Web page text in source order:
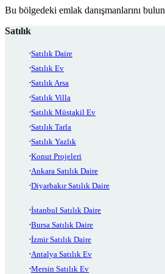
Bu bölgedeki emlak danışmanlarını bulun
Satılık
Satılık Daire
Satılık Ev
Satılık Arsa
Satılık Villa
Satılık Müstakil Ev
Satılık Tarla
Satılık Yazlık
Konut Projeleri
Ankara Satılık Daire
Diyarbakır Satılık Daire
İstanbul Satılık Daire
Bursa Satılık Daire
İzmir Satılık Daire
Antalya Satılık Ev
Mersin Satılık Ev